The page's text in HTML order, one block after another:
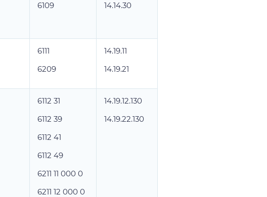
6109 14.14.30
6111
6209
14.19.11
14.19.21
6112 31
6112 39
6112 41
6112 49
6211 11 000 0
6211 12 000 0
14.19.12.130
14.19.22.130